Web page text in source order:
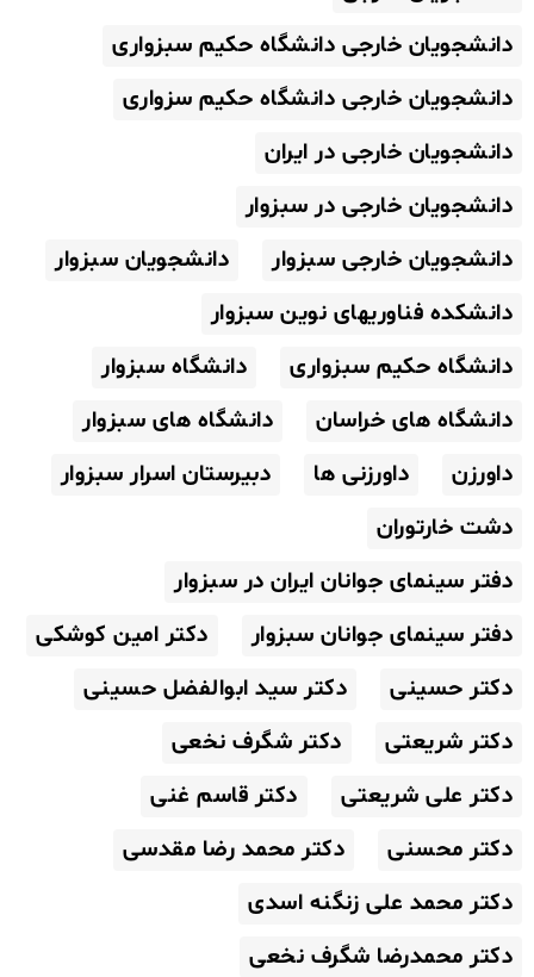
دانشجویان خارجی دانشگاه حکیم سبزواری
دانشجویان خارجی دانشگاه حکیم سزواری
دانشجویان خارجی در ایران
دانشجویان خارجی در سبزوار
دانشجویان خارجی سبزوار
دانشجویان سبزوار
دانشکده فناوریهای نوین سبزوار
دانشگاه حکیم سبزواری
دانشگاه سبزوار
دانشگاه های خراسان
دانشگاه های سبزوار
داورزن
داورزنی ها
دبیرستان اسرار سبزوار
دشت خارتوران
دفتر سینمای جوانان ایران در سبزوار
دفتر سینمای جوانان سبزوار
دکتر امین کوشکی
دکتر حسینی
دکتر سید ابوالفضل حسینی
دکتر شریعتی
دکتر شگرف نخعی
دکتر علی شریعتی
دکتر قاسم غنی
دکتر محسنی
دکتر محمد رضا مقدسی
دکتر محمد علی زنگنه اسدی
دکتر محمدرضا شگرف نخعی